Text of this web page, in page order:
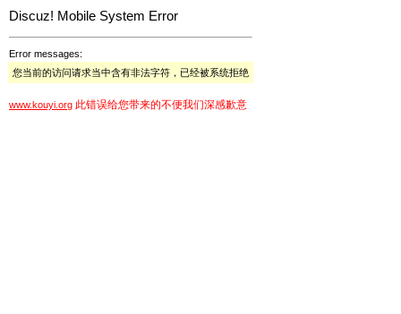
Discuz! Mobile System Error
Error messages:
您当前的访问请求当中含有非法字符，已经被系统拒绝
www.kouyi.org 此错误给您带来的不便我们深感歉意